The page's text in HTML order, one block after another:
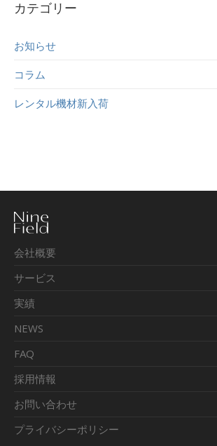
カテゴリー
お知らせ
コラム
レンタル機材新入荷
会社概要
サービス
実績
NEWS
FAQ
採用情報
お問い合わせ
プライバシーポリシー